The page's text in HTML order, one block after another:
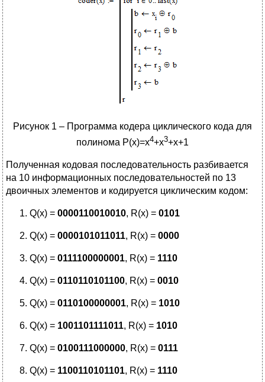
Рисунок 1 – Программа кодера циклического кода для
полинома Р(х)=х4+х3+x+1
Полученная кодовая последовательность разбивается
на 10 информационных последовательностей по 13
двоичных элементов и кодируется циклическим кодом:
Q(x) = 0000110010010, R(x) = 0101
Q(x) = 0000101011011, R(x) = 0000
Q(x) = 0111100000001, R(x) = 1110
Q(x) = 0110110101100, R(x) = 0010
Q(x) = 0110100000001, R(x) = 1010
Q(x) = 1001101111011, R(x) = 1010
Q(x) = 0100111000000, R(x) = 0111
Q(x) = 1100110101101, R(x) = 1110